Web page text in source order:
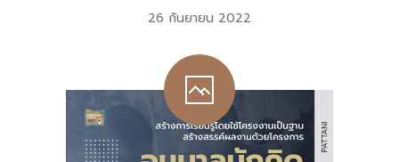
26 กันยายน 2022